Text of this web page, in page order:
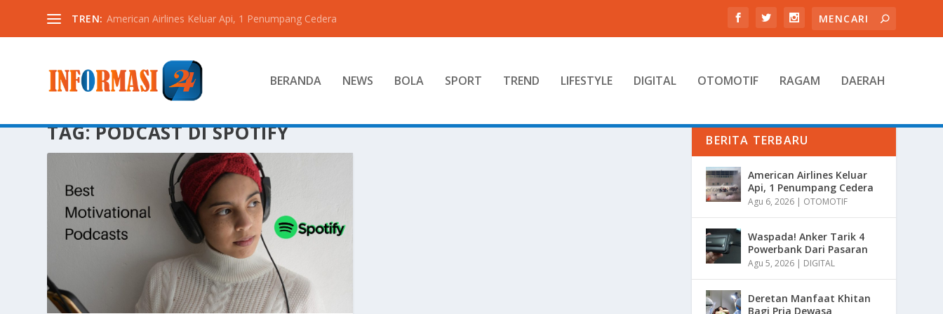
TREN: American Airlines Keluar Api, 1 Penumpang Cedera
BERANDA NEWS BOLA SPORT TREND LIFESTYLE DIGITAL OTOMOTIF RAGAM DAERAH
TAG:PODCAST DI SPOTIFY BERITA TERBARU
American Airlines Keluar
Api, 1 Penumpang Cedera
Agu 6, 2026 | OTOMOTIF
Waspada! Anker Tarik 4
Powerbank Dari Pasaran
Agu 5, 2026 | DIGITAL
Deretan Manfaat Khitan
Bagi Pria Dewasa